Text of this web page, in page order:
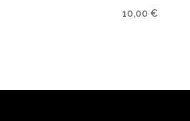
10,00 €